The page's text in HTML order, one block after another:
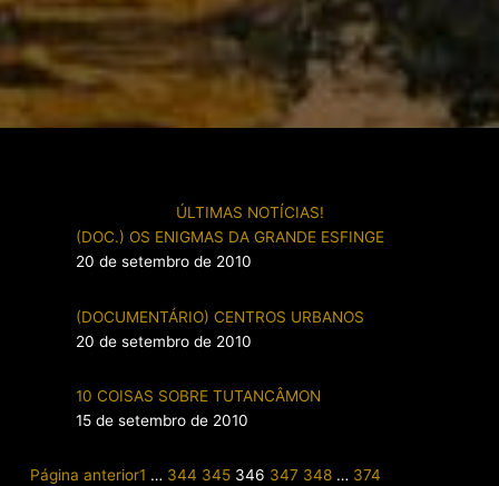
ÚLTIMAS NOTÍCIAS!
(DOC.) OS ENIGMAS DA GRANDE ESFINGE
20 de setembro de 2010
(DOCUMENTÁRIO) CENTROS URBANOS
20 de setembro de 2010
10 COISAS SOBRE TUTANCÂMON
15 de setembro de 2010
Página anterior1 … 344 345 346 347 348 … 374